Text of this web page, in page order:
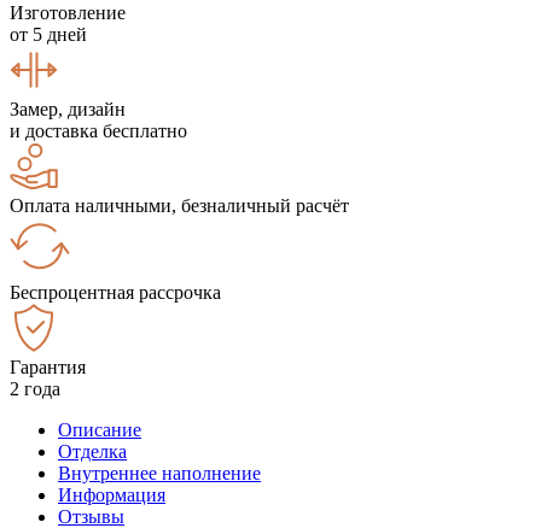
Изготовление
от 5 дней
Замер, дизайн
и доставка бесплатно
Оплата наличными, безналичный расчёт
Беспроцентная рассрочка
Гарантия
2 года
Описание
Отделка
Внутреннее наполнение
Информация
Отзывы